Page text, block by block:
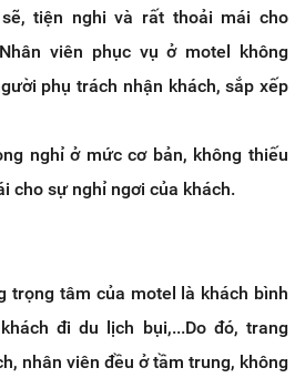
tiện nghi và rất thoải mái cho
viên phục vụ ở motel không
phụ trách nhận khách, sắp xếp
nghỉ ở mức cơ bản, không thiếu
cho sự nghỉ ngơi của khách.
trọng tâm của motel là khách bình
đi du lịch bụi,...Do đó, trang
nhân viên đều ở tầm trung, không